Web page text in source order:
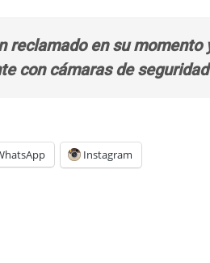
reclamado en su
con cámaras de
Instagram